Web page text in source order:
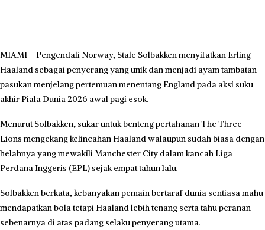
MIAMI – Pengendali Norway, Stale Solbakken menyifatkan Erling
Haaland sebagai penyerang yang unik dan menjadi ayam tambatan
pasukan menjelang pertemuan menentang England pada aksi suku
akhir Piala Dunia 2026 awal pagi esok.
Menurut Solbakken, sukar untuk benteng pertahanan The Three
Lions mengekang kelincahan Haaland walaupun sudah biasa dengan
helahnya yang mewakili Manchester City dalam kancah Liga
Perdana Inggeris (EPL) sejak empat tahun lalu.
Solbakken berkata, kebanyakan pemain bertaraf dunia sentiasa mahu
mendapatkan bola tetapi Haaland lebih tenang serta tahu peranan
sebenarnya di atas padang selaku penyerang utama.